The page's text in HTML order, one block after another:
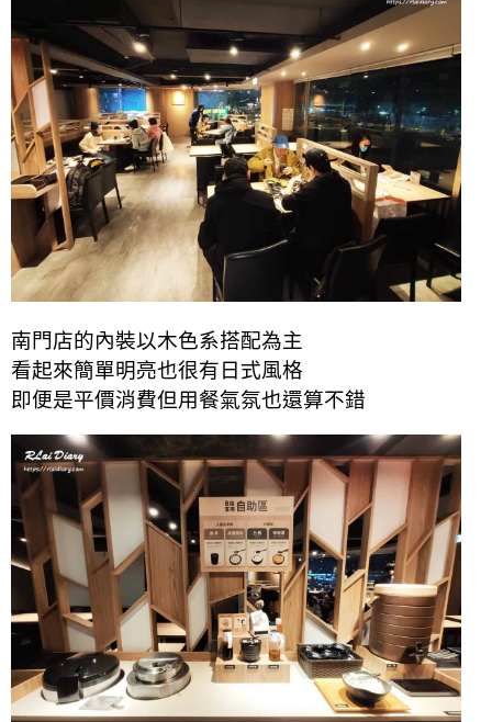
南門店的內裝以木色系搭配為主
看起來簡單明亮也很有日式風格
即便是平價消費但用餐氣氛也還算不錯